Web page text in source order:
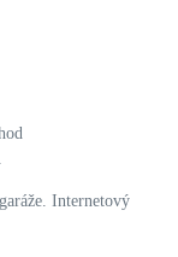
Internetový